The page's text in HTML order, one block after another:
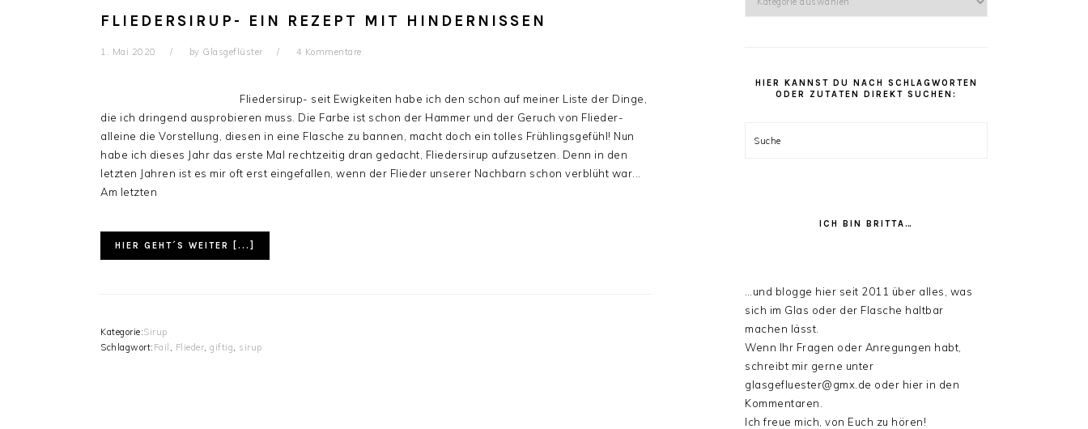
FLIEDERSIRUP- EIN REZEPT MIT HINDERNISSEN
1. Mai 2020 by Glasgeflüster 4 Kommentare
Fliedersirup- seit Ewigkeiten habe ich den schon auf meiner Liste der Dinge,
die ich dringend ausprobieren muss. Die Farbe ist schon der Hammer und der Geruch von Flieder-
alleine die Vorstellung, diesen in eine Flasche zu bannen, macht doch ein tolles Frühlingsgefühl! Nun
habe ich dieses Jahr das erste Mal rechtzeitig dran gedacht, Fliedersirup aufzusetzen. Denn in den
letzten Jahren ist es mir oft erst eingefallen, wenn der Flieder unserer Nachbarn schon verblüht war...
Am letzten
HIER GEHT´S WEITER [...]
Kategorie:Sirup
Schlagwort: Fail , Flieder, giftig, sirup
Rezept
HIER KANNST DU NACH SCHLAGWORTEN
ODER ZUTATEN DIREKT SUCHEN:
Suche
ICH BIN BRITTA…
…und blogge hier seit 2011 über alles, was
sich im Glas oder der Flasche haltbar
machen lässt.
Wenn Ihr Fragen oder Anregungen habt,
schreibt mir gerne unter
glasgefluester@gmx.de oder hier in den
Kommentaren.
Ich freue mich, von Euch zu hören!